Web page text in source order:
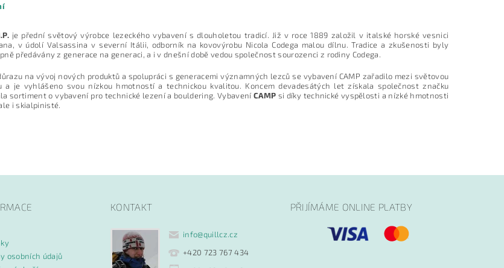
je přední světový výrobce lezeckého vybavení s dlouholetou tradicí. Již v roce 1889 založil v italské horské vesnici
v údolí Valsassina v severní Itálii, odborník na kovovýrobu Nicola Codega malou dílnu. Tradice a zkušenosti byly
předávány z generace na generaci, a i v dnešní době vedou společnost sourozenci z rodiny Codega.
na vývoj nových produktů a spolupráci s generacemi významných lezců se vybavení CAMP zařadilo mezi světovou
a je vyhlášeno svou nízkou hmotností a technickou kvalitou. Koncem devadesátých let získala společnost značku
sortiment o vybavení pro technické lezení a bouldering. Vybavení CAMP si díky technické vyspělosti a nízké hmotnosti
i skialpinisté.
osobních údajů
KONTAKT
info@quillcz.cz
+420 723 767 434
PŘIJÍMÁME ONLINE PLATBY